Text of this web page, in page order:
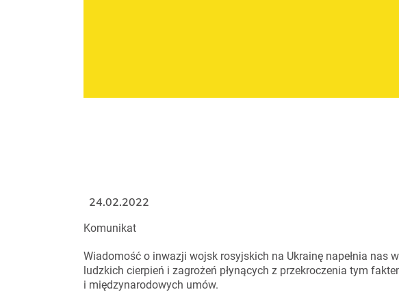
Komunikat
Wiadomość o inwazji wojsk rosyjskich na Ukrainę napełnia nas
ludzkich cierpień i zagrożeń płynących z przekroczenia tym
i międzynarodowych umów.
24.02.2022